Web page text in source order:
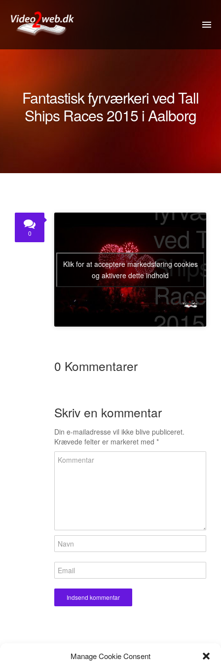
Manage Cookie Consent
360VIDEO
KOMMUNIKATION
KONTAKT
Fantastisk fyrværkeri ved Tall
Ships Races 2015 i Aalborg
0
ved
Ships
Races
2015 i
Klik for at acceptere markedsføring cookies
og aktivere dette indhold
0 Kommentarer
Skriv en kommentar
Din e-mailadresse vil ikke blive publiceret.
Krævede felter er markeret med *